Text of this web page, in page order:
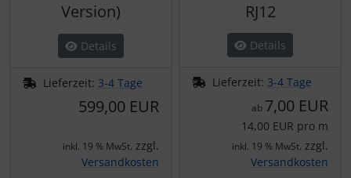
Version)
Details
Lieferzeit: 3-4 Tage
599,00 EUR
inkl. 19 % MwSt. zzgl.
Versandkosten
RJ12
Details
Lieferzeit: 3-4 Tage
ab 7,00 EUR
14,00 EUR pro m
inkl. 19 % MwSt. zzgl.
Versandkosten